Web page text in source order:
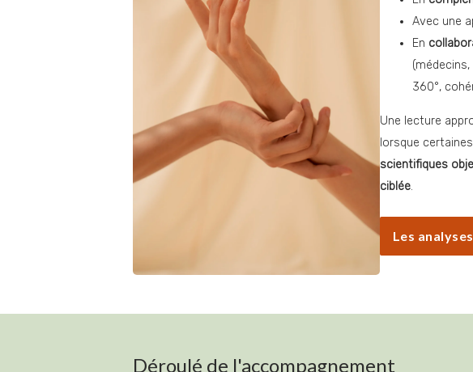
Avec une
En
360°,
Une lecture
lorsque
scientifiques
ciblée.
Les
Déroulé de l'accompagnement